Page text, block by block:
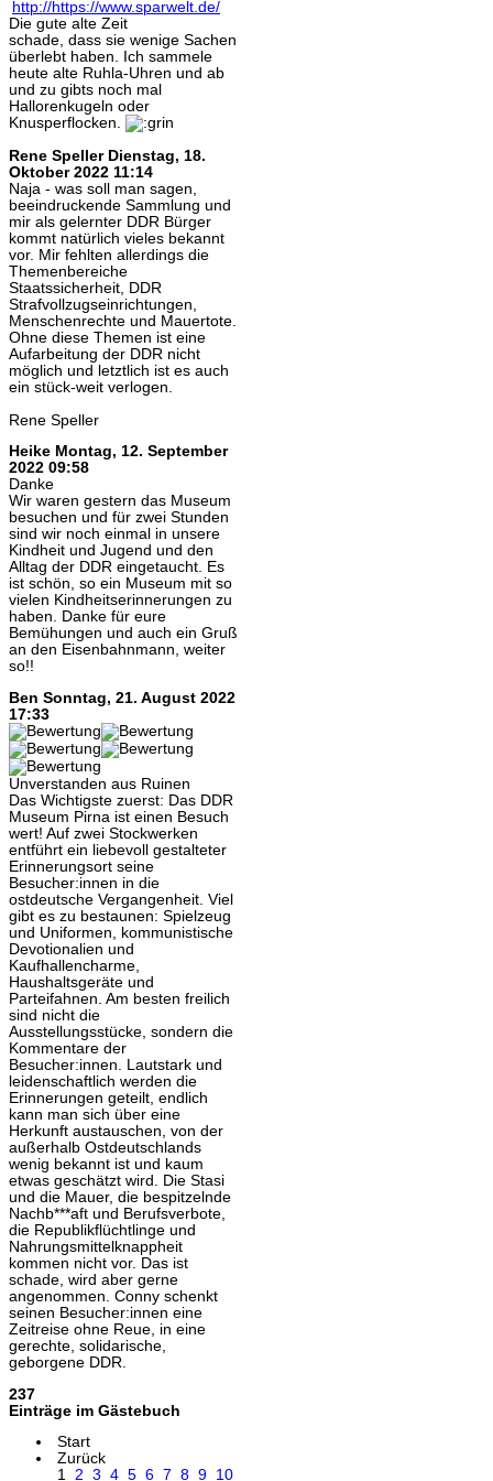
Die gute alte Zeit
schade, dass sie wenige Sachen
überlebt haben. Ich sammele
heute alte Ruhla-Uhren und ab
und zu gibts noch mal
Hallorenkugeln oder
Knusperflocken.
Rene Speller Dienstag, 18.
Oktober 2022 11:14
Naja - was soll man sagen,
beeindruckende Sammlung und
mir als gelernter DDR Bürger
kommt natürlich vieles bekannt
vor. Mir fehlten allerdings die
Themenbereiche
Staatssicherheit, DDR
Strafvollzugseinrichtungen,
Menschenrechte und Mauertote.
Ohne diese Themen ist eine
Aufarbeitung der DDR nicht
möglich und letztlich ist es auch
ein stück-weit verlogen.
Rene Speller
Heike Montag, 12. September
2022 09:58
Danke
Wir waren gestern das Museum
besuchen und für zwei Stunden
sind wir noch einmal in unsere
Kindheit und Jugend und den
Alltag der DDR eingetaucht. Es
ist schön, so ein Museum mit so
vielen Kindheitserinnerungen zu
haben. Danke für eure
Bemühungen und auch ein Gruß
an den Eisenbahnmann, weiter
so!!
Ben Sonntag, 21. August 2022
17:33
Unverstanden aus Ruinen
Das Wichtigste zuerst: Das DDR
Museum Pirna ist einen Besuch
wert! Auf zwei Stockwerken
entführt ein liebevoll gestalteter
Erinnerungsort seine
Besucher:innen in die
ostdeutsche Vergangenheit. Viel
gibt es zu bestaunen: Spielzeug
und Uniformen, kommunistische
Devotionalien und
Kaufhallencharme,
Haushaltsgeräte und
Parteifahnen. Am besten freilich
sind nicht die
Ausstellungsstücke, sondern die
Kommentare der
Besucher:innen. Lautstark und
leidenschaftlich werden die
Erinnerungen geteilt, endlich
kann man sich über eine
Herkunft austauschen, von der
außerhalb Ostdeutschlands
wenig bekannt ist und kaum
etwas geschätzt wird. Die Stasi
und die Mauer, die bespitzelnde
Nachb***aft und Berufsverbote,
die Republikflüchtlinge und
Nahrungsmittelknappheit
kommen nicht vor. Das ist
schade, wird aber gerne
angenommen. Conny schenkt
seinen Besucher:innen eine
Zeitreise ohne Reue, in eine
gerechte, solidarische,
geborgene DDR.
237
Einträge im Gästebuch
Start
Zurück
1 2 3 4 5 6 7 8 9 10